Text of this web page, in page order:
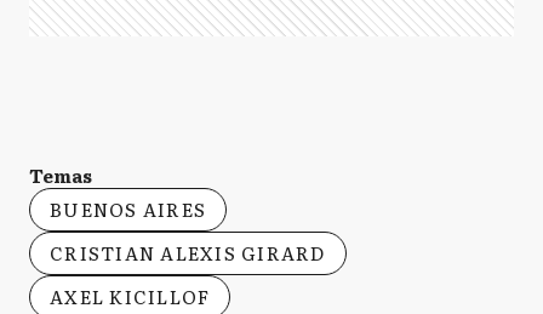
Temas
BUENOS AIRES
CRISTIAN ALEXIS GIRARD
AXEL KICILLOF